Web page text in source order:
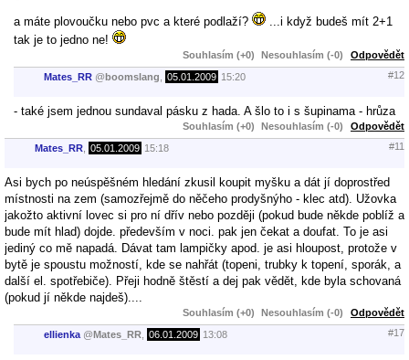
a máte plovoučku nebo pvc a které podlaží?
...i když budeš mít 2+1
tak je to jedno ne!
Souhlasím (+0) Nesouhlasím (-0) Odpovědět
Mates_RR @boomslang 05.01.2009 15:20 #12
- také jsem jednou sundaval pásku z hada. A šlo to i s šupinama - hrůza
Souhlasím (+0) Nesouhlasím (-0) Odpovědět
Mates_RR 05.01.2009 15:18 #11
Asi bych po neúspěšném hledání zkusil koupit myšku a dát jí doprostřed
místnosti na zem (samozřejmě do něčeho prodyšnýho - klec atd). Užovka
jakožto aktivní lovec si pro ní dřív nebo později (pokud bude někde poblíž a
bude mít hlad) dojde. především v noci. pak jen čekat a doufat. To je asi
jediný co mě napadá. Dávat tam lampičky apod. je asi hloupost, protože v
bytě je spoustu možností, kde se nahřát (topeni, trubky k topení, sporák, a
další el. spotřebiče). Přeji hodně štěstí a dej pak vědět, kde byla schovaná
(pokud jí někde najdeš)....
Souhlasím (+0) Nesouhlasím (-0) Odpovědět
ellienka @Mates_RR 06.01.2009 13:08 #17